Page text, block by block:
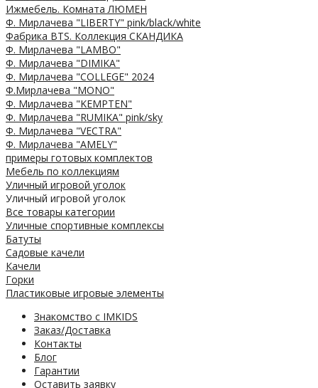
Ижмебель. Комната ЛЮМЕН
Ф. Мирлачева "LIBERTY" pink/black/white
Фабрика BTS. Коллекция СКАНДИКА
Ф. Мирлачева "LAMBO"
Ф. Мирлачева "DIMIKA"
Ф. Мирлачева "COLLEGE" 2024
Ф.Мирлачева "MONO"
Ф. Мирлачева "KEMPTEN"
Ф. Мирлачева "RUMIKA" pink/sky
Ф. Мирлачева "VECTRA"
Ф. Мирлачева "AMELY"
примеры готовых комплектов
Мебель по коллекциям
Уличный игровой уголок
Уличный игровой уголок
Все товары категории
Уличные спортивные комплексы
Батуты
Садовые качели
Качели
Горки
Пластиковые игровые элементы
Знакомство с IMKIDS
Заказ/Доставка
Контакты
Блог
Гарантии
Оставить заявку